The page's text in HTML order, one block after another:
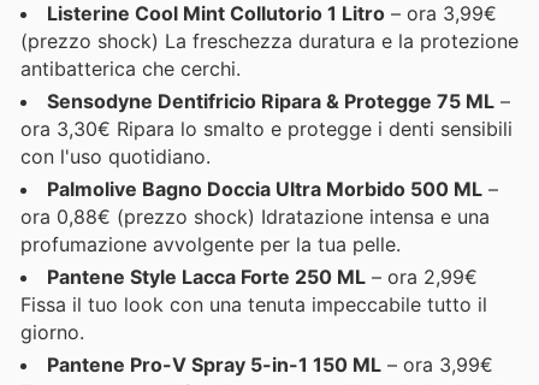
Listerine Cool Mint Collutorio 1 Litro – ora 3,99€
(prezzo shock) La freschezza duratura e la protezione
antibatterica che cerchi.
Sensodyne Dentifricio Ripara & Protegge 75 ML –
ora 3,30€ Ripara lo smalto e protegge i denti sensibili
con l'uso quotidiano.
Palmolive Bagno Doccia Ultra Morbido 500 ML –
ora 0,88€ (prezzo shock) Idratazione intensa e una
profumazione avvolgente per la tua pelle.
Pantene Style Lacca Forte 250 ML – ora 2,99€
Fissa il tuo look con una tenuta impeccabile tutto il
giorno.
Pantene Pro-V Spray 5-in-1 150 ML – ora 3,99€